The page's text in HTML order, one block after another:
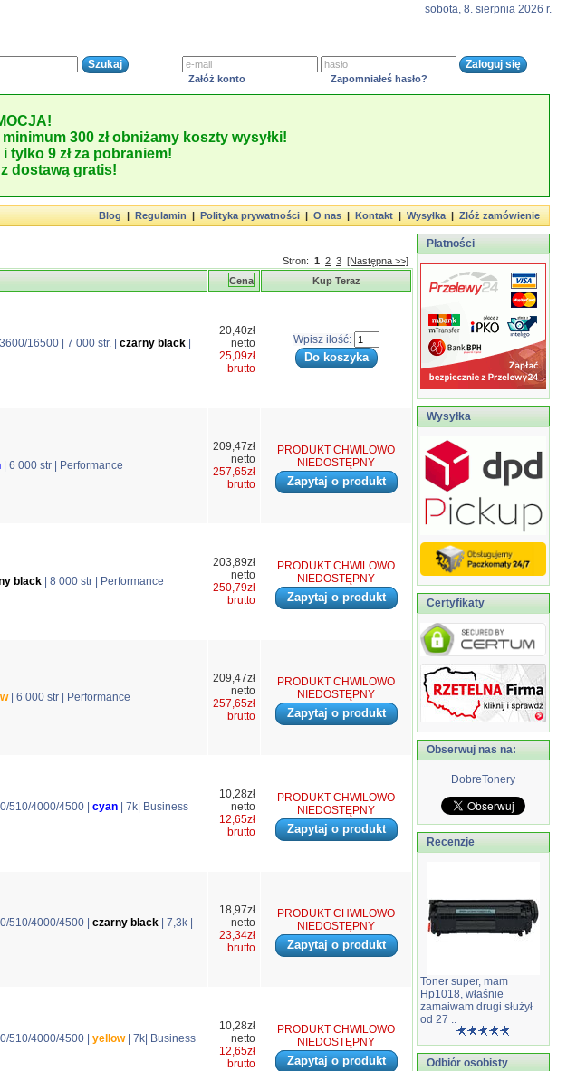
sobota, 8. sierpnia 2026 r.
Załóż konto Zapomniałeś hasło?
300 zł obniżamy koszty wysyłki!
i tylko 9 zł za pobraniem!
dostawą gratis!
Blog|Regulamin|Polityka prywatności|O nas|Kontakt|Wysyłka|Złóż zamówienie
Stron: 1 2 3 [Następna >>]
Cena Kup Teraz
16500 | 7 000 str. | czarny black
20,40zł
netto
25,09zł
brutto
Wpisz ilość:
| 6 000 str | Performance
209,47zł
netto
257,65zł
brutto
PRODUKT CHWILOWO
NIEDOSTĘPNY
Zapytaj o produkt
black | 8 000 str | Performance
203,89zł
netto
250,79zł
brutto
PRODUKT CHWILOWO
NIEDOSTĘPNY
Zapytaj o produkt
| 6 000 str | Performance
209,47zł
netto
257,65zł
brutto
PRODUKT CHWILOWO
NIEDOSTĘPNY
Zapytaj o produkt
510/4000/4500 | cyan | 7k| Business
10,28zł
netto
12,65zł
brutto
PRODUKT CHWILOWO
NIEDOSTĘPNY
Zapytaj o produkt
510/4000/4500 | czarny black | 7,3k |
18,97zł
netto
23,34zł
brutto
PRODUKT CHWILOWO
NIEDOSTĘPNY
Zapytaj o produkt
510/4000/4500 | yellow| 7k| Business
10,28zł
netto
12,65zł
brutto
PRODUKT CHWILOWO
NIEDOSTĘPNY
Zapytaj o produkt
Płatności
Wysyłka
Certyfikaty
Obserwuj nas na:
DobreTonery
Recenzje
Toner super, mam
Hp1018, właśnie
zamaiwam drugi służył
od 27 ..
Odbiór osobisty